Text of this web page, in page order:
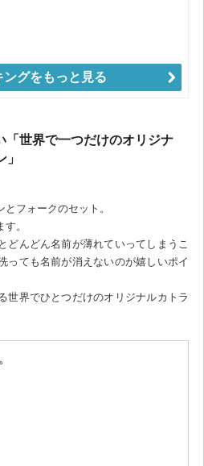
ングをもっと見る
「世界で一つだけのオリジナ
フォークのセット。
。
どんどん名前が薄れていってしまうこ
っても名前が消えないのが嬉しいポイ
世界でひとつだけのオリジナルカトラ